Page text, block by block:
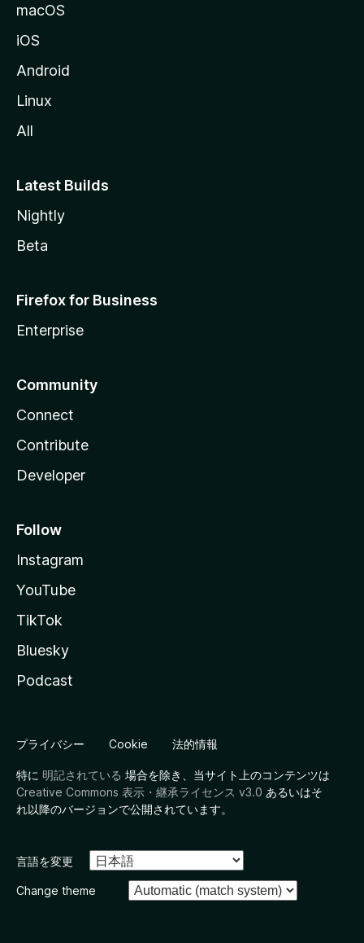
macOS
iOS
Android
Linux
All
Latest Builds
Nightly
Beta
Firefox for Business
Enterprise
Community
Connect
Contribute
Developer
Follow
Instagram
YouTube
TikTok
Bluesky
Podcast
プライバシー Cookie 法的情報
特に 明記されている 場合を除き、当サイト上のコンテンツは
Creative Commons 表示・継承ライセンス v3.0 あるいはそ
れ以降のバージョンで公開されています。
言語を変更
Change theme